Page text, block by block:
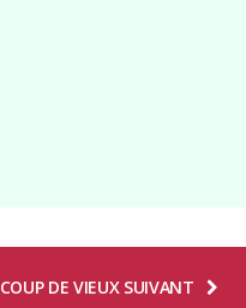
COUP DE VIEUX SUIVANT